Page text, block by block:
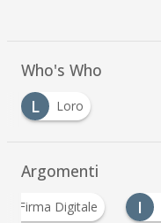
Who's Who
L
Loro
Argomenti
Firma Digitale I